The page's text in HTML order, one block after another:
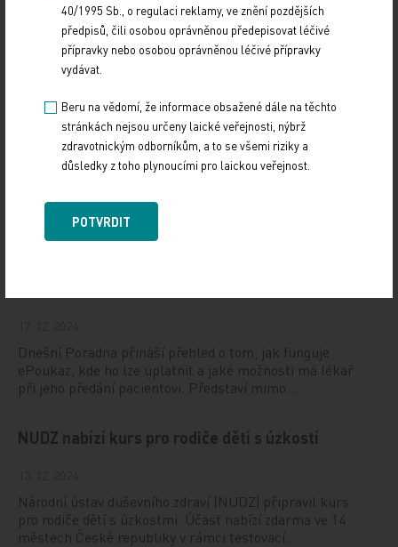
19. světový kongres Controversies in Neurology
(CONy)
19. světový kongres Controversies in Neurology (CONy)
se bude konat v termínu 20.–22. března 2025 v Praze.
Dnešní Poradna přináší přehled o tom, jak funguje
ePoukaz, kde ho lze uplatnit a jaké možnosti má lékař
při jeho předání pacientovi. Představí mimo…
NUDZ nabízí kurs pro rodiče dětí s úzkostí
Národní ústav duševního zdraví (NUDZ) připravil kurs
pro rodiče dětí s úzkostmi. Účast nabízí zdarma ve 14
městech České republiky v rámci testovací…
40/1995 Sb., o regulaci reklamy, ve znění pozdějších
předpisů, čili osobou oprávněnou předepisovat léčivé
přípravky nebo osobou oprávněnou léčivé přípravky
vydávat.
Beru na vědomí, že informace obsažené dále na těchto
stránkách nejsou určeny laické veřejnosti, nýbrž
zdravotnickým odborníkům, a to se všemi riziky a
důsledky z toho plynoucími pro laickou veřejnost.
POTVRDIT